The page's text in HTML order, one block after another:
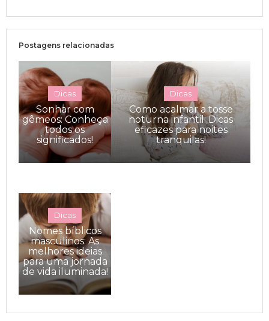
Postagens relacionadas
Dicas
Como acalmar a tosse
noturna infantil: Dicas
eficazes para noites
tranquilas!
Dicas
Sonhar com
gêmeos: Conheça
todos os
significados!
Dicas
Nomes bíblicos
masculinos: As
melhores ideias
para uma jornada
de vida iluminada!